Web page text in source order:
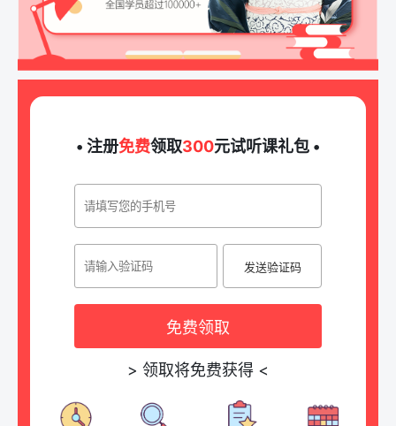
• 注册免费领取300元试听课礼包 •
发送验证码
免费领取
> 领取将免费获得 <